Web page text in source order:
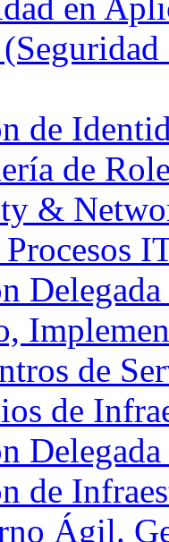
de
de
&
de
de
de
Ágil.